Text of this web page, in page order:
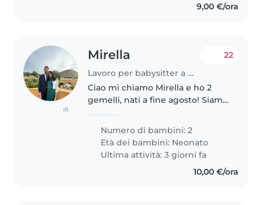
9,00 €/ora
(1)
Mirella
Lavoro per babysitter a Milano
22
Ciao mi chiamo Mirella e ho 2
gemelli, nati a fine agosto! Siamo
in zona Forlanini (fermata
Repetti M blu) vicino Linate. Vi
chiedo di verificare..
Numero di bambini: 2
Età dei bambini: Neonato
Ultima attività: 3 giorni fa
10,00 €/ora